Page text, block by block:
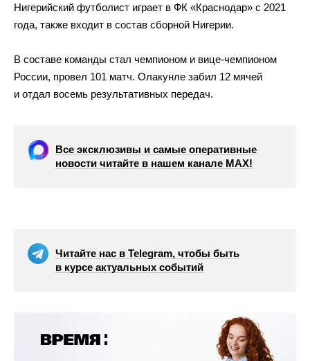
Нигерийский футболист играет в ФК «Краснодар» с 2021
года, также входит в состав сборной Нигерии.
В составе команды стал чемпионом и вице-чемпионом
России, провел 101 матч. Олакунле забил 12 мячей
и отдал восемь результативных передач.
Все эксклюзивы и самые оперативные
новости читайте в нашем канале МАХ!
Читайте нас в Telegram, чтобы быть
в курсе актуальных событий